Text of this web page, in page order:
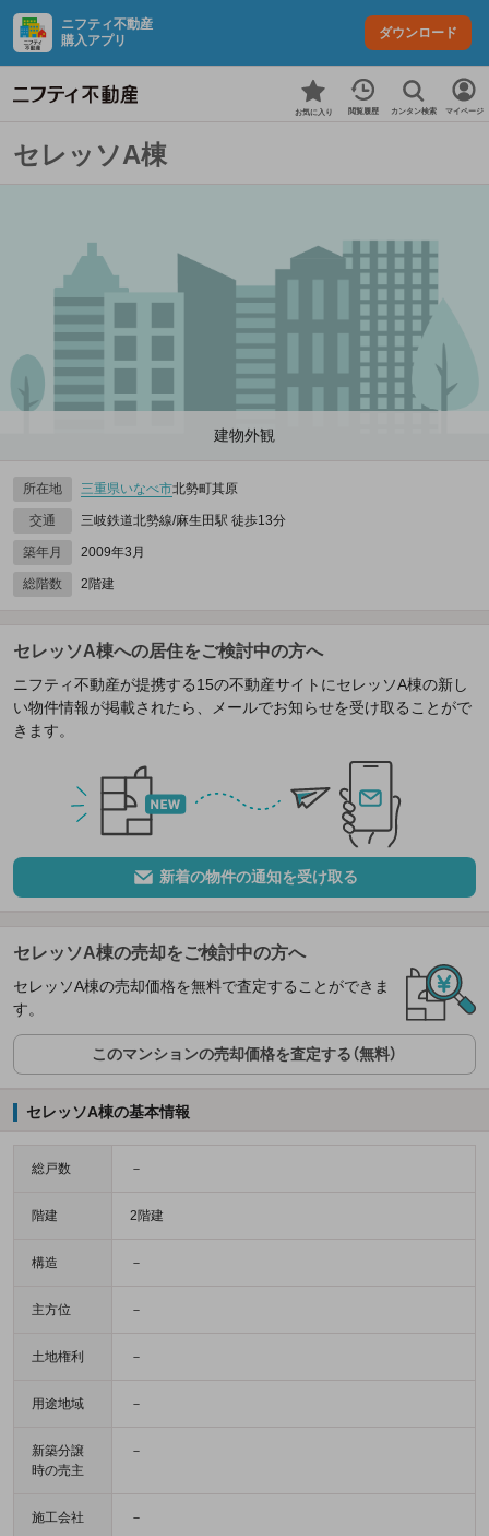
ニフティ不動産
購入アプリ
ダウンロード
お気に入り 閲覧履歴 カンタン検索 マイページ
セレッソA棟
建物外観
所在地 三重県いなべ市北勢町其原
交通 三岐鉄道北勢線/麻生田駅 徒歩13分
築年月 2009年3月
総階数 2階建
セレッソA棟への居住をご検討中の方へ
ニフティ不動産が提携する15の不動産サイトにセレッソA棟の新し
い物件情報が掲載されたら、メールでお知らせを受け取ることがで
きます。
新着の物件の通知を受け取る
セレッソA棟の売却をご検討中の方へ
セレッソA棟の売却価格を無料で査定することができま
す。
このマンションの売却価格を査定する（無料）
セレッソA棟の基本情報
総戸数 －
階建 2階建
構造 －
主方位 －
土地権利 －
用途地域 －
新築分譲
時の売主
－
施工会社 －